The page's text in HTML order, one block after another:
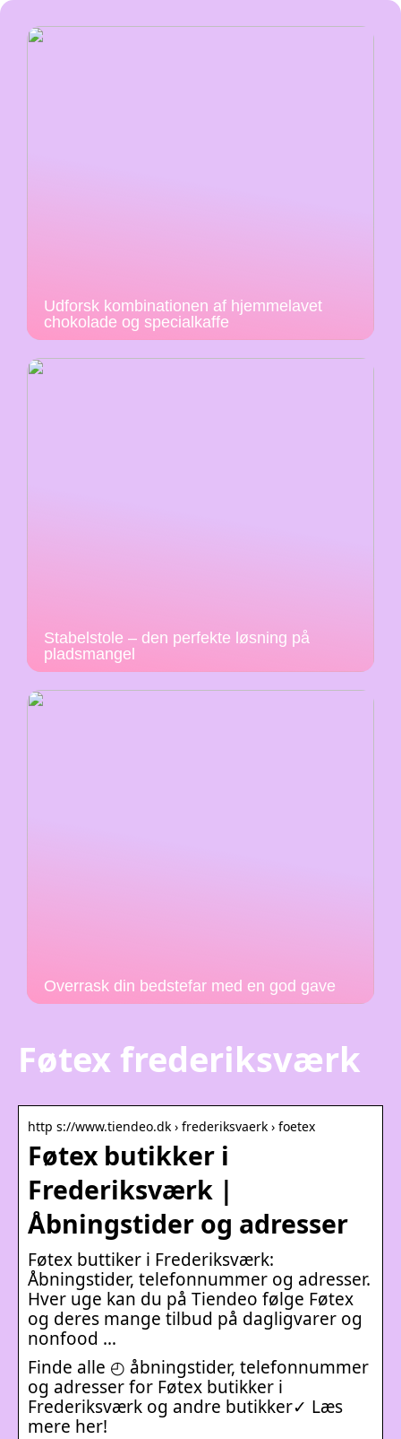
Udforsk kombinationen af hjemmelavet
chokolade og specialkaffe
Stabelstole – den perfekte løsning på
pladsmangel
Overrask din bedstefar med en god gave
Føtex frederiksværk
http s://www.tiendeo.dk › frederiksvaerk › foetex
Føtex butikker i
Frederiksværk |
Åbningstider og adresser
Føtex buttiker i Frederiksværk:
Åbningstider, telefonnummer og adresser.
Hver uge kan du på Tiendeo følge Føtex
og deres mange tilbud på dagligvarer og
nonfood …
Finde alle ◴ åbningstider, telefonnummer
og adresser for Føtex butikker i
Frederiksværk og andre butikker✓ Læs
mere her!